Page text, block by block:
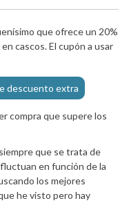
que ofrece un 20%
cascos. El cupón a usar
descuento extra
compra que supere los
que se trata de
en función de la
los mejores
he visto pero hay